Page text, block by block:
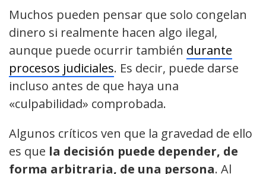
Muchos pueden pensar que solo congelan
dinero si realmente hacen algo ilegal,
aunque puede ocurrir también durante
procesos judiciales. Es decir, puede darse
incluso antes de que haya una
«culpabilidad» comprobada.
Algunos críticos ven que la gravedad de ello
es que la decisión puede depender, de
forma arbitraria, de una persona. Al